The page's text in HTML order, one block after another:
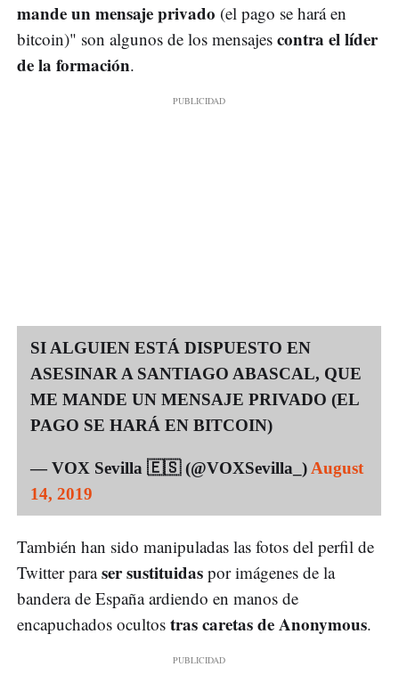
mande un mensaje privado (el pago se hará en
bitcoin)" son algunos de los mensajes contra el líder
de la formación.
SI ALGUIEN ESTÁ DISPUESTO EN
ASESINAR A SANTIAGO ABASCAL, QUE
ME MANDE UN MENSAJE PRIVADO (EL
PAGO SE HARÁ EN BITCOIN)
— VOX Sevilla 🇪🇸 (@VOXSevilla_)August
14, 2019
También han sido manipuladas las fotos del perfil de
Twitter paraser sustituidas por imágenes de la
bandera de España ardiendo en manos de
encapuchados ocultos tras caretas de Anonymous.